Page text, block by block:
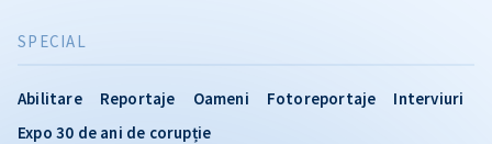
SPECIAL
Abilitare Reportaje Oameni Fotoreportaje
Interviuri
Expo 30 de ani de corupție